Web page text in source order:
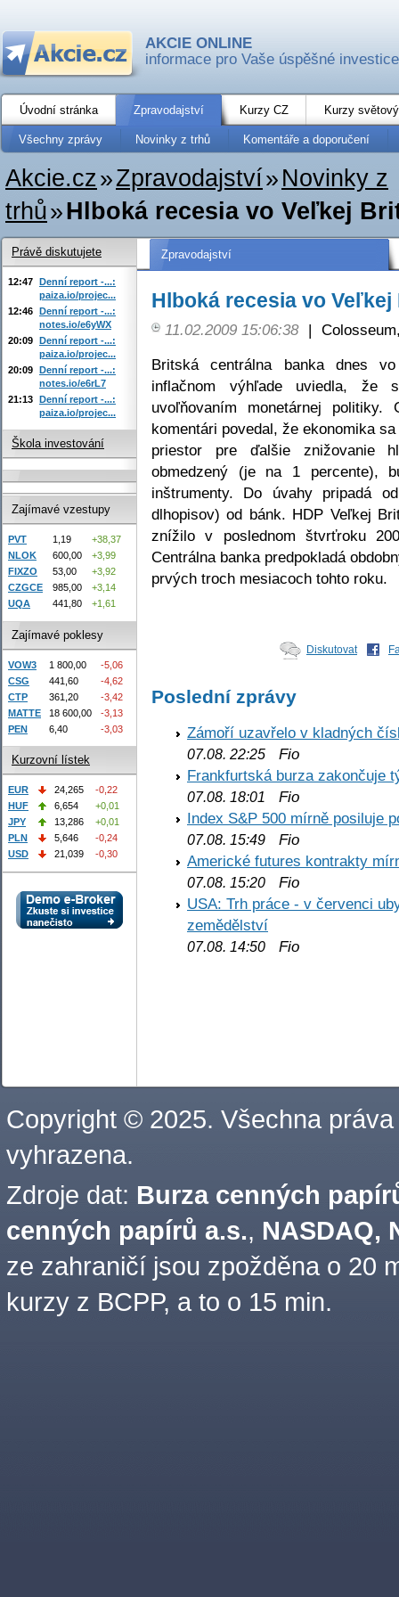
AKCIE ONLINE
informace pro Vaše úspěšné investice
Úvodní stránka Zpravodajství Kurzy CZ Kurzy
Všechny zprávy Novinky z trhů Komentáře a doporučení
Akcie.cz»Zpravodajství» Novinky z
trhů»Hlboká recesia vo Veľkej
Zpravodajství
Hlboká recesia vo
11.02.2009 15:06:38 |
Britská centrálna banka dnes
inflačnom výhľade uviedla, že
uvoľňovaním monetárnej
komentári povedal, že ekonomika
priestor pre ďalšie znižovanie
obmedzený (je na 1 percente),
inštrumenty. Do úvahy pripadá
dlhopisov) od bánk. HDP Veľkej
znížilo v poslednom štvrťroku
Centrálna banka predpokladá
prvých troch mesiacoch tohto roku.
Diskutovat
Poslední zprávy
Zámoří uzavřelo v kladných
07.08. 22:25 Fio
Frankfurtská burza zakončuje
07.08. 18:01
Fio
Index S&P 500 mírně posiluje
07.08. 15:49 Fio
Americké futures kontrakty
07.08. 15:20 Fio
USA: Trh práce - v červenci
zemědělství
07.08. 14:50 Fio
Právě diskutujete
12:47 Denní report -...:
paiza.io/projec...
12:46 Denní report -...:
notes.io/e6yWX
20:09 Denní report -...:
paiza.io/projec...
20:09 Denní report -...:
notes.io/e6rL7
21:13 Denní report -...:
paiza.io/projec...
Škola investování
Zajímavé vzestupy
PVT 1,19
+38,37
NLOK
600,00
+3,99
FIXZO
53,00
+3,92
CZGCE
985,00
+3,14
UQA
441,80 +1,61
Zajímavé poklesy
VOW3 1 800,00
-5,06
CSG
441,60
-4,62
CTP
361,20
-3,42
MATTE
18 600,00
-3,13
PEN
6,40 -3,03
Kurzovní lístek
EUR 24,265
-0,22
HUF
6,654
+0,01
JPY
13,286
+0,01
PLN
5,646
-0,24
USD
21,039 -0,30
Copyright © 2025. Všechna práva
vyhrazena.
Zdroje dat: Burza cenných
cenných papírů a.s., NASDAQ,
ze zahraničí jsou zpožděna o 20
kurzy z BCPP, a to o 15 min.